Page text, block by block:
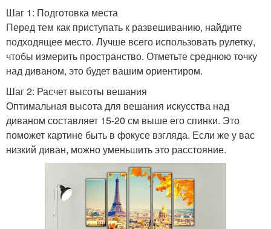
Шаг 1: Подготовка места
Перед тем как приступать к развешиванию, найдите
подходящее место. Лучше всего использовать рулетку,
чтобы измерить пространство. Отметьте среднюю точку
над диваном, это будет вашим ориентиром.
Шаг 2: Расчет высоты вешания
Оптимальная высота для вешания искусства над
диваном составляет 15-20 см выше его спинки. Это
поможет картине быть в фокусе взгляда. Если же у вас
низкий диван, можно уменьшить это расстояние.